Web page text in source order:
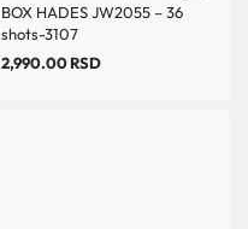
BOX HADES JW2055 – 36
shots-3107
2,990.00RSD